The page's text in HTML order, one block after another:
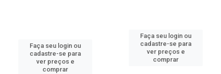
Faça seu login ou
cadastre-se para
ver preços e
comprar
Faça seu login ou
cadastre-se para
ver preços e
comprar